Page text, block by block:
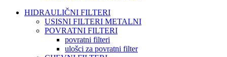
HIDRAULIČNI FILTERI
USISNI FILTERI METALNI
POVRATNI FILTERI
povratni filteri
ulošci za povratni filter